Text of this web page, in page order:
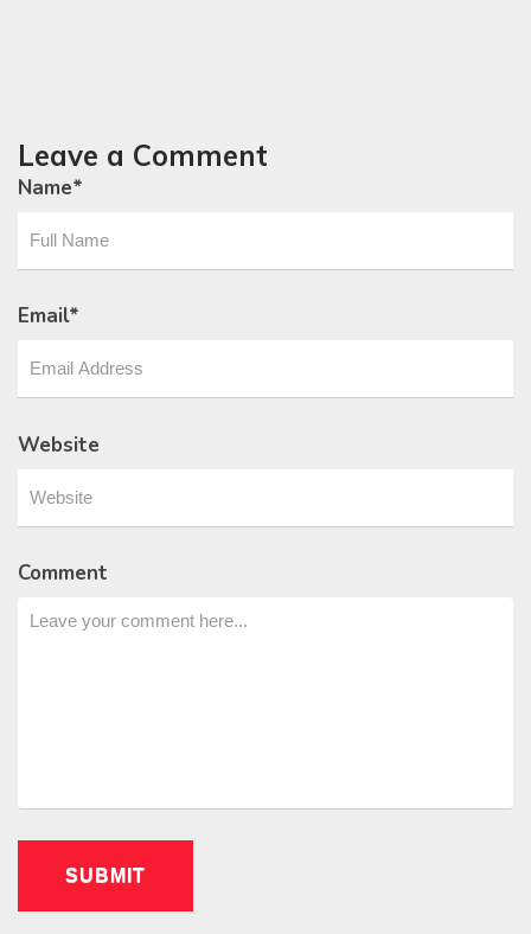
Leave a Comment
Name*
Email*
Website
Comment